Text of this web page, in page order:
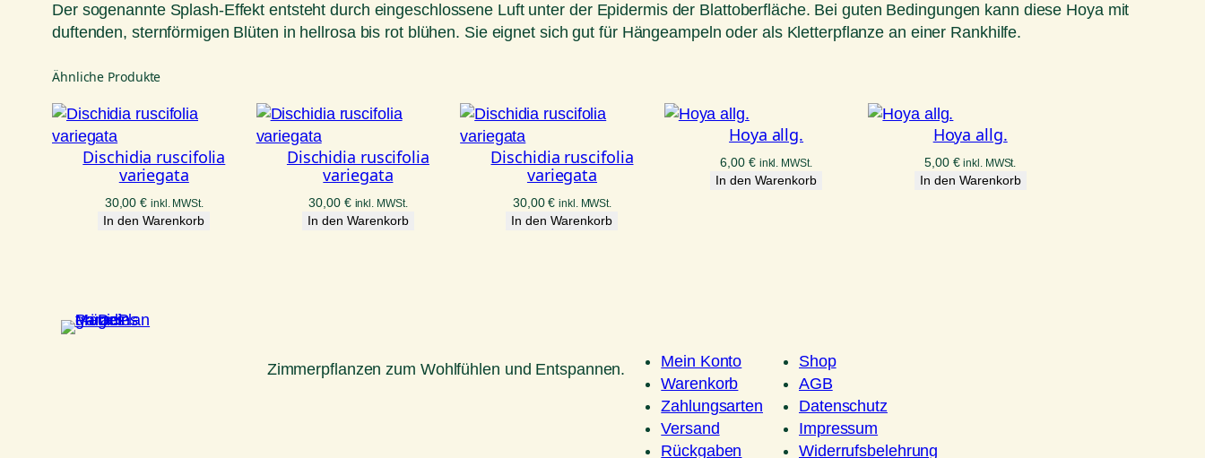
Der sogenannte Splash-Effekt entsteht durch eingeschlossene Luft unter der Epidermis der Blattoberfläche. Bei guten Bedingungen kann diese Hoya mit
duftenden, sternförmigen Blüten in hellrosa bis rot blühen. Sie eignet sich gut für Hängeampeln oder als Kletterpflanze an einer Rankhilfe.
Ähnliche Produkte
Dischidia ruscifolia
variegata
30,00€ inkl. MWSt.
In den Warenkorb
Dischidia ruscifolia
variegata
30,00 € inkl. MWSt.
In den Warenkorb
Dischidia ruscifolia
variegata
30,00€ inkl. MWSt.
In den Warenkorb
Hoya allg.
6,00 € inkl. MWSt.
In den Warenkorb
Hoya allg.
5,00 € inkl. MWSt.
In den Warenkorb
Zimmerpflanzen zum Wohlfühlen und Entspannen.
Mein Konto
Warenkorb
Zahlungsarten
Versand
Rückgaben
Shop
AGB
Datenschutz
Impressum
Widerrufsbelehrung